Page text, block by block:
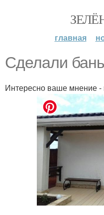
главная
Сделали
Интересно ваше мнение -